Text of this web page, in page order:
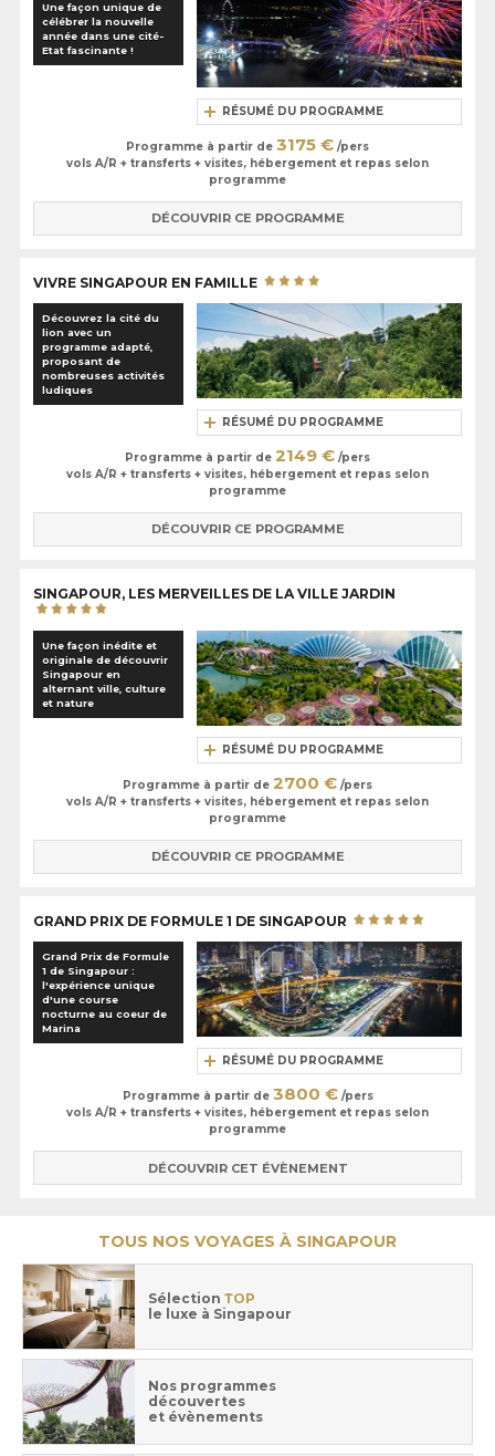
Une façon unique de
célébrer la nouvelle
année dans une cité-
Etat fascinante !
RÉSUMÉ DU PROGRAMME
Programme à partir de 3175 € /pers
vols A/R + transferts + visites, hébergement et repas selon
programme
DÉCOUVRIR CE PROGRAMME
VIVRE SINGAPOUR EN FAMILLE
Découvrez la cité du
lion avec un
programme adapté,
proposant de
nombreuses activités
ludiques
RÉSUMÉ DU PROGRAMME
Programme à partir de 2149 € /pers
vols A/R + transferts + visites, hébergement et repas selon
programme
DÉCOUVRIR CE PROGRAMME
SINGAPOUR, LES MERVEILLES DE LA VILLE JARDIN
Une façon inédite et
originale de découvrir
Singapour en
alternant ville, culture
et nature
RÉSUMÉ DU PROGRAMME
Programme à partir de 2700 € /pers
vols A/R + transferts + visites, hébergement et repas selon
programme
DÉCOUVRIR CE PROGRAMME
GRAND PRIX DE FORMULE 1 DE SINGAPOUR
Grand Prix de Formule
1 de Singapour :
l'expérience unique
d'une course
nocturne au coeur de
Marina
RÉSUMÉ DU PROGRAMME
Programme à partir de 3800 €/pers
vols A/R + transferts + visites, hébergement et repas selon
programme
DÉCOUVRIR CET ÉVÈNEMENT
TOUS NOS VOYAGES À SINGAPOUR
Sélection TOP
le luxe à Singapour
Nos programmes
découvertes
et évènements